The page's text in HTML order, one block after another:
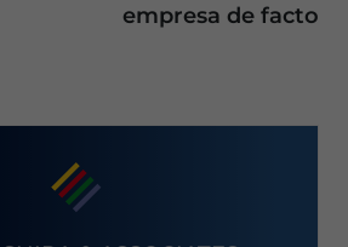
empresa de facto